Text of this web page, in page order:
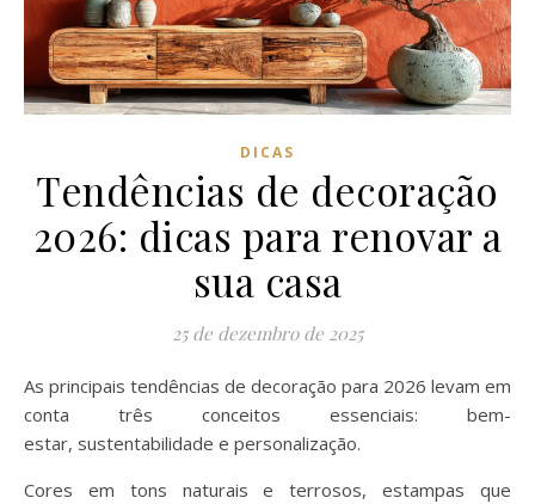
DICAS
Tendências de decoração
2026: dicas para renovar a
sua casa
25 de dezembro de 2025
As principais tendências de decoração para 2026 levam em
conta três conceitos essenciais: bem-
estar, sustentabilidade e personalização.
Cores em tons naturais e terrosos, estampas que